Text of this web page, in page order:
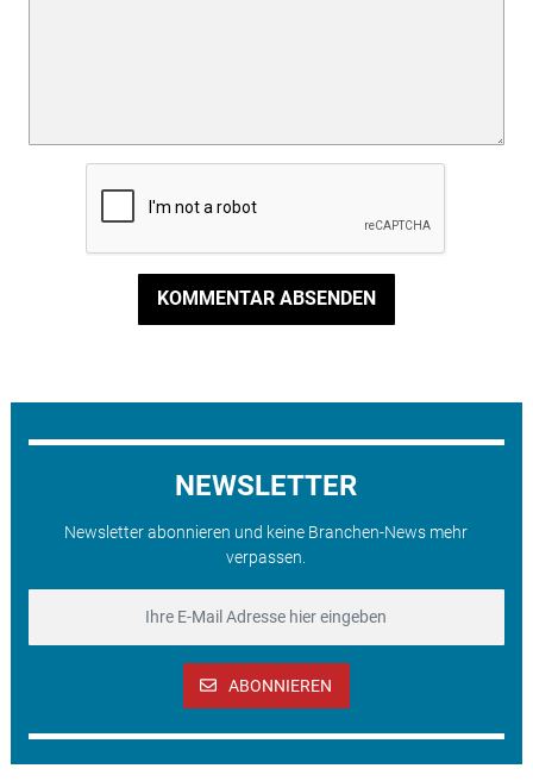
KOMMENTAR ABSENDEN
NEWSLETTER
Newsletter abonnieren und keine Branchen-News mehr
verpassen.
ABONNIEREN